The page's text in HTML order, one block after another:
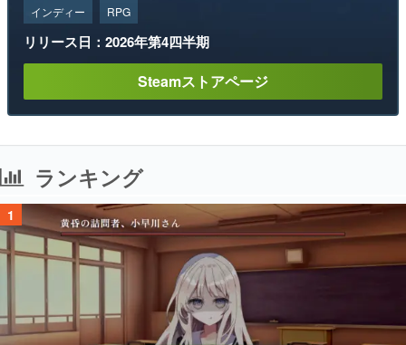
インディー RPG
リリース日：2026年第4四半期
Steamストアページ
ランキング
1